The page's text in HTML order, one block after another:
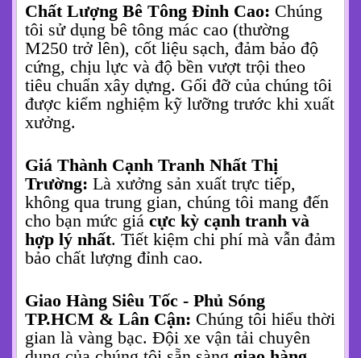
Chất Lượng Bê Tông Đỉnh Cao: Chúng
tôi sử dụng bê tông mác cao (thường
M250 trở lên), cốt liệu sạch, đảm bảo độ
cứng, chịu lực và độ bền vượt trội theo
tiêu chuẩn xây dựng. Gối đỡ của chúng tôi
được kiểm nghiệm kỹ lưỡng trước khi xuất
xưởng.
Giá Thành Cạnh Tranh Nhất Thị
Trường: Là xưởng sản xuất trực tiếp,
không qua trung gian, chúng tôi mang đến
cho bạn mức giá cực kỳ cạnh tranh và
hợp lý nhất. Tiết kiệm chi phí mà vẫn đảm
bảo chất lượng đỉnh cao.
Giao Hàng Siêu Tốc - Phủ Sóng
TP.HCM & Lân Cận: Chúng tôi hiểu thời
gian là vàng bạc. Đội xe vận tải chuyên